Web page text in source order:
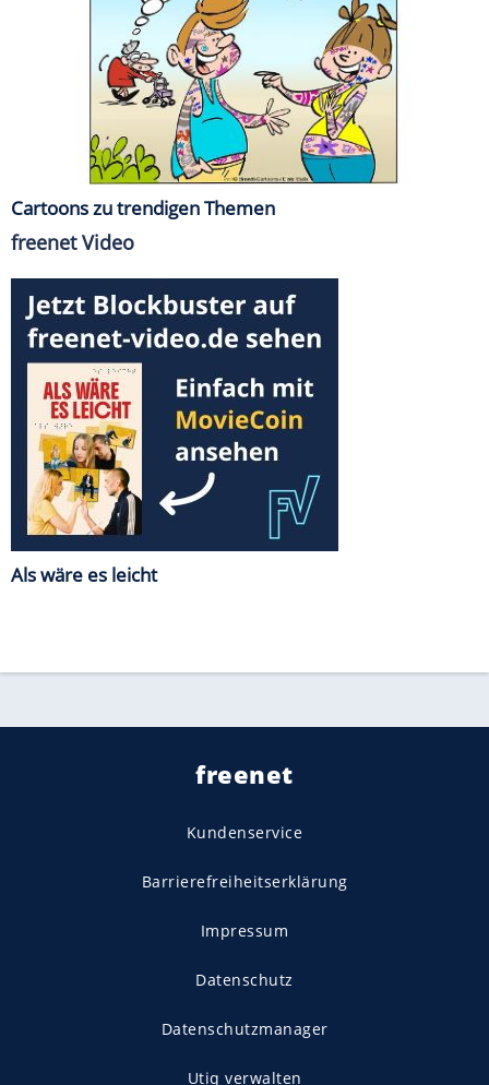
Cartoons zu trendigen Themen
freenet Video
Als wäre es leicht
freenet
Kundenservice
Barrierefreiheitserklärung
Impressum
Datenschutz
Datenschutzmanager
Utiq verwalten